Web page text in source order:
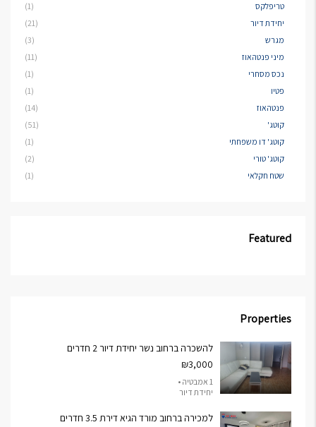
טריפלקס
(1)
יחידת דיור
(21)
מגרש
(3)
מיני פנטהאוז
(11)
נכס מסחרי
(1)
פטיו
(1)
פנטהאוז
(14)
קוטג'
(51)
קוטג' דו משפחתי
(1)
קוטג' טורי
(2)
שטח חקלאי
(1)
Featured
Properties
להשכרה ברחוב נשר יחידת דיור 2 חדרים
₪3,000
1 אמבטיה •
יחידת דיור
למכירה ברחוב מורד הגיא דירת 3.5 חדרים